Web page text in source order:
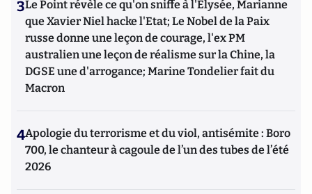
3Le Point révèle ce qu'on sniffe à l'Elysée, Marianne
que Xavier Niel hacke l'Etat; Le Nobel de la Paix
russe donne une leçon de courage, l'ex PM
australien une leçon de réalisme sur la Chine, la
DGSE une d'arrogance; Marine Tondelier fait du
Macron
4Apologie du terrorisme et du viol, antisémite : Boro
700, le chanteur à cagoule de l’un des tubes de l’été
2026